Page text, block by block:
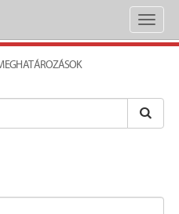
Toggle